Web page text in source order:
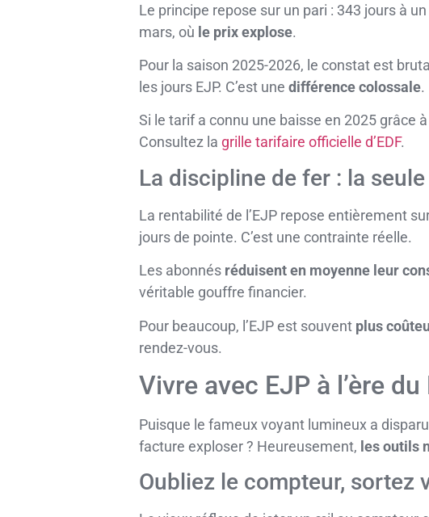
Le principe repose sur un pari : 343 jours à
mars, où le prix explose.
Pour la saison 2025-2026, le constat est
les jours EJP. C’est une différence colossale.
Si le tarif a connu une baisse en 2025 grâce
Consultez la grille tarifaire officielle d’EDF.
La discipline de fer : la
La rentabilité de l’EJP repose entièrement
jours de pointe. C’est une contrainte réelle.
Les abonnés réduisent en moyenne leur
véritable gouffre financier.
Pour beaucoup, l’EJP est souvent plus
rendez-vous.
Vivre avec EJP à l’ère
Puisque le fameux voyant lumineux a
facture exploser ? Heureusement, les outils
Oubliez le compteur, sortez